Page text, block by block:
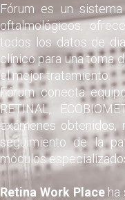
Fórum es un
oftalmológicos,
todos los datos de
clínico para una toma
el mejor tratamiento.
Fórum conecta
RETINAL,
exámenes obtenidos,
seguimiento de la
módulos
Retina Work Placeha